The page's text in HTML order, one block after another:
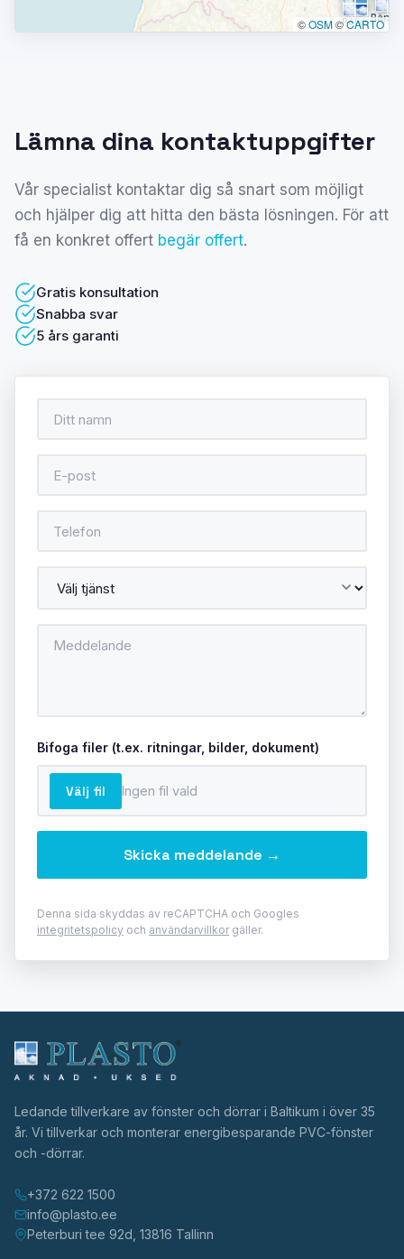
Põlva
©OSM©CARTO
Lämna dina kontaktuppgifter
Vår specialist kontaktar dig så snart som möjligt
och hjälper dig att hitta den bästa lösningen. För att
få en konkret offert begär offert.
Gratis konsultation
Snabba svar
5 års garanti
Bifoga filer (t.ex. ritningar, bilder, dokument)
Välj fil Ingen fil vald
Denna sida skyddas av reCAPTCHA och Googles
integritetspolicy och användarvillkor gäller.
Ledande tillverkare av fönster och dörrar i Baltikum i över 35
år. Vi tillverkar och monterar energibesparande PVC-fönster
och -dörrar.
+372 622 1500
info@plasto.ee
Peterburi tee 92d, 13816 Tallinn